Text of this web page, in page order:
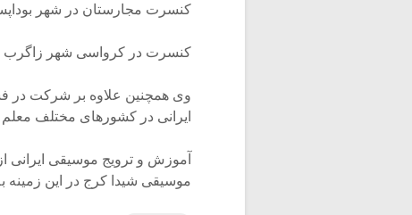
کنسرت مجارستان در شهر بوداپست
کنسرت در کرواسی شهر زاگرب ۱۳۹۲
وی همچنین علاوه بر شرکت در
ایرانی در کشورهای مختلف
آموزش و ترویج موسیقی ایرانی
موسیقی شیدا کرج در این زمینه